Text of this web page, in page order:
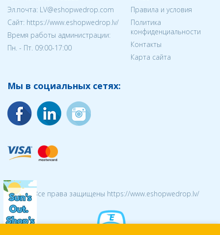
Эл.почта: LV@eshopwedrop.com
Cайт: https://www.eshopwedrop.lv/
Время работы администрации:
Пн. - Пт. 09:00-17:00
Правила и условия
Политика
конфиденциальности
Контакты
Карта сайта
Мы в социальных сетях:
© 2026 Все права защищены https://www.eshopwedrop.lv/